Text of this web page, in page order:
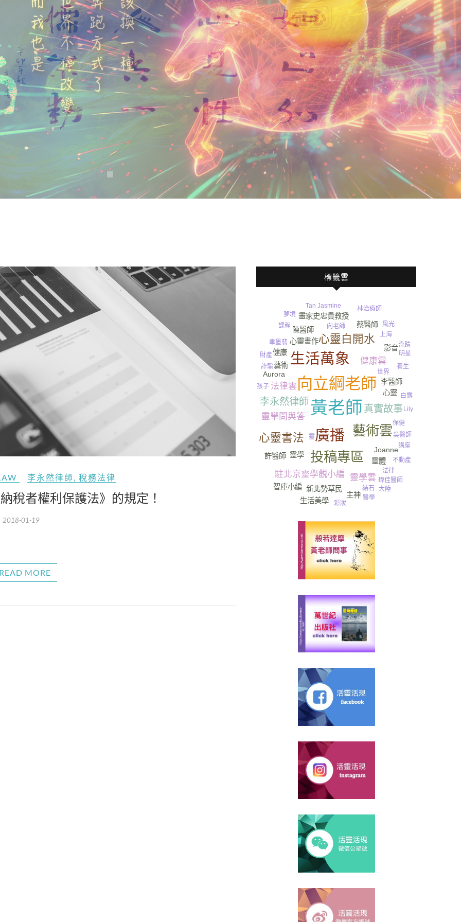
李永然律師 稅務法律
稅者權利保護法》的規定！
2018-01-19
MORE
標籤雲
黃老師
向立綱老師
廣播
生活萬象
投稿專區
藝術雲
心靈白開水
心靈書法
李永然律師
真實故事
健康雲
靈學問與答
駐北京靈學觀小編 靈學雲
法律雲
心靈
李醫師
靈體
畫家史忠貴教授
Joanne
新北勢草民
靈學
蔡醫師
心靈畫作
主神
影音
生活美學
Aurora
健康
陳醫師
藝術
許醫師
智庫小編
林治療師
養生
Tan Jasmine
保健
上海
Lily
白露
醫學
瑋佳醫師
聿墨翡
講座
風光
法律
吳醫師
夢境
課程
向老師
世界
大陸
孩子
彩妝
明星
詐騙
靈
不動產
奇蹟
財產
結石